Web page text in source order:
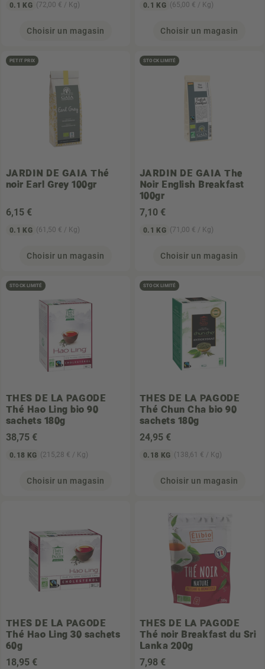
0.1 KG (72,00 € / Kg)
Choisir un magasin
0.1 KG (65,00 € / Kg)
Choisir un magasin
PETIT PRIX
JARDIN DE GAIA Thé
noir Earl Grey 100gr
6,15 €
0.1 KG (61,50 € / Kg)
Choisir un magasin
STOCK LIMITÉ
JARDIN DE GAIA The
Noir English Breakfast
100gr
7,10 €
0.1 KG (71,00 € / Kg)
Choisir un magasin
STOCK LIMITÉ
THES DE LA PAGODE
Thé Hao Ling bio 90
sachets 180g
38,75 €
0.18 KG (215,28 € / Kg)
Choisir un magasin
STOCK LIMITÉ
THES DE LA PAGODE
Thé Chun Cha bio 90
sachets 180g
24,95 €
0.18 KG (138,61 € / Kg)
Choisir un magasin
THES DE LA PAGODE
Thé Hao Ling 30 sachets
60g
18,95 €
THES DE LA PAGODE
Thé noir Breakfast du Sri
Lanka 200g
7,98 €